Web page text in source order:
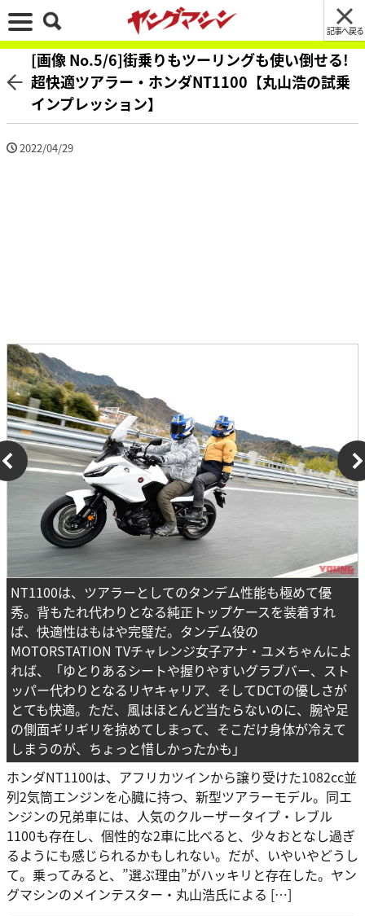
記事へ戻る
[画像 No.5/6]街乗りもツーリングも使い倒せる!
超快適ツアラー・ホンダNT1100【丸山浩の試乗
インプレッション】
2022/04/29
NT1100は、ツアラーとしてのタンデム性能も極めて優
秀。背もたれ代わりとなる純正トップケースを装着すれ
ば、快適性はもはや完璧だ。タンデム役の
MOTORSTATION TVチャレンジ女子アナ・ユメちゃんによ
れば、「ゆとりあるシートや握りやすいグラブバー、スト
ッパー代わりとなるリヤキャリア、そしてDCTの優しさが
とても快適。ただ、風はほとんど当たらないのに、腕や足
の側面ギリギリを掠めてしまって、そこだけ身体が冷えて
しまうのが、ちょっと惜しかったかも」
ホンダNT1100は、アフリカツインから譲り受けた1082cc並
列2気筒エンジンを心臓に持つ、新型ツアラーモデル。同エ
ンジンの兄弟車には、人気のクルーザータイプ・レブル
1100も存在し、個性的な2車に比べると、少々おとなし過ぎ
るようにも感じられるかもしれない。だが、いやいやどうし
て。乗ってみると、”選ぶ理由”がハッキリと存在した。ヤン
グマシンのメインテスター・丸山浩氏による […]